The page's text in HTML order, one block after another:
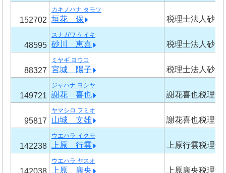
152702
カキノハナ タモツ
垣花 保 税理士法人砂川
48595
スナガワ ケイキ
砂川 恵喜 税理士法人砂川
88327
ミヤギ ヨウコ
宮城 陽子 税理士法人砂川
149721
ジャハナ ヨシヤ
謝花 喜也 謝花喜也税理士
95817
ヤマシロ フミオ
山城 文雄 謝花喜也税理士
142238
ウエハラ イクモ
上原 行雲 上原行雲税理士
ウエハラ ヤスオ
上原 康央 上原康央税理士